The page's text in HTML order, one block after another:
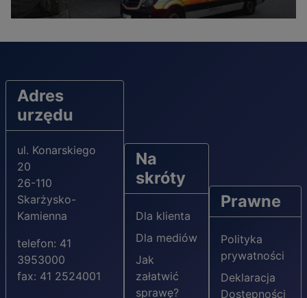
Adres
urzędu
ul. Konarskiego
20
26-110
Skarżysko-
Kamienna
telefon: 41
3953000
fax: 41 2524001
Na
skróty
Dla klienta
Dla mediów
Jak
załatwić
sprawę?
Prawne
Polityka
prywatności
Deklaracja
Dostępności